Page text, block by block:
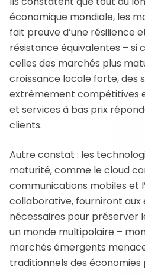
économique mondiale, les
fait preuve d’une résilience
résistance équivalentes – si
celles des marchés plus
croissance locale forte, des
extrêmement compétitives
et services à bas prix
clients.
Autre constat : les
maturité, comme le cloud
communications mobiles et
collaborative, fourniront aux
nécessaires pour préserver
un monde multipolaire –
marchés émergents
traditionnels des économies